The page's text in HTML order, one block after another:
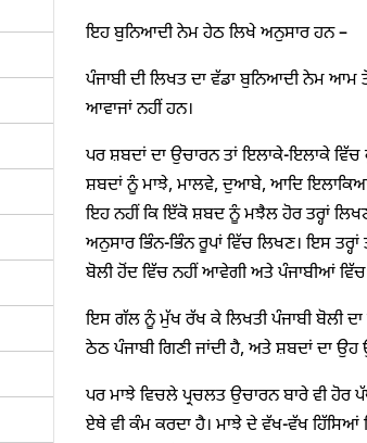
ਇਹ ਬੁਨਿਆਦੀ ਨੇਮ ਹੇਠ ਲਿਖੇ ਅਨੁਸਾਰ ਹਨ –
ਪੰਜਾਬੀ ਦੀ ਲਿਖਤ ਦਾ ਵੱਡਾ ਬੁਨਿਆਦੀ ਨੇਮ ਆਮ
ਆਵਾਜਾਂ ਨਹੀਂ ਹਨ।
ਪਰ ਸ਼ਬਦਾਂ ਦਾ ਉਚਾਰਨ ਤਾਂ ਇਲਾਕੇ-ਇਲਾਕੇ ਵਿੱਚ
ਸ਼ਬਦਾਂ ਨੂੰ ਮਾਝੇ, ਮਾਲਵੇ, ਦੁਆਬੇ, ਆਦਿ ਇਲਾਕਿਆਂ
ਇਹ ਨਹੀਂ ਕਿ ਇੱਕੋ ਸ਼ਬਦ ਨੂੰ ਮਝੈਲ ਹੋਰ ਤਰ੍ਹਾਂ
ਅਨੁਸਾਰ ਭਿੰਨ-ਭਿੰਨ ਰੂਪਾਂ ਵਿੱਚ ਲਿਖਣ। ਇਸ
ਬੋਲੀ ਹੋਂਦ ਵਿੱਚ ਨਹੀਂ ਆਵੇਗੀ ਅਤੇ ਪੰਜਾਬੀਆਂ ਵਿੱਚ
ਇਸ ਗੱਲ ਨੂੰ ਮੁੱਖ ਰੱਖ ਕੇ ਲਿਖਤੀ ਪੰਜਾਬੀ ਬੋਲੀ
ਠੇਠ ਪੰਜਾਬੀ ਗਿਣੀ ਜਾਂਦੀ ਹੈ, ਅਤੇ ਸ਼ਬਦਾਂ ਦਾ
ਪਰ ਮਾਝੇ ਵਿਚਲੇ ਪ੍ਰਚਲਤ ਉਚਾਰਨ ਬਾਰੇ ਵੀ ਹੋਰ
ਏਥੇ ਵੀ ਕੰਮ ਕਰਦਾ ਹੈ। ਮਾਝੇ ਦੇ ਵੱਖ-ਵੱਖ